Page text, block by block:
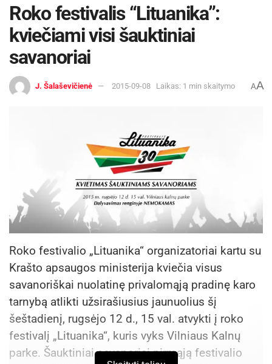
Roko festivalis “Lituanika”:
kviečiami visi šauktiniai
savanoriai
J. Šalaševičienė 2015-09-08 Laikas: 1 min skaitymo AA
Roko festivalio „Lituanika“ organizatoriai kartu su
Krašto apsaugos ministerija kviečia visus
savanoriškai nuolatinę privalomąją pradinę karo
tarnybą atlikti užsirašiusius jaunuolius šį
šeštadienį, rugsėjo 12 d., 15 val. atvykti į roko
festivalį „Lituanika“, kuris vyks Vilniaus Kalnų
parke. Šauktiniai savanoriai pirmąją festivalio